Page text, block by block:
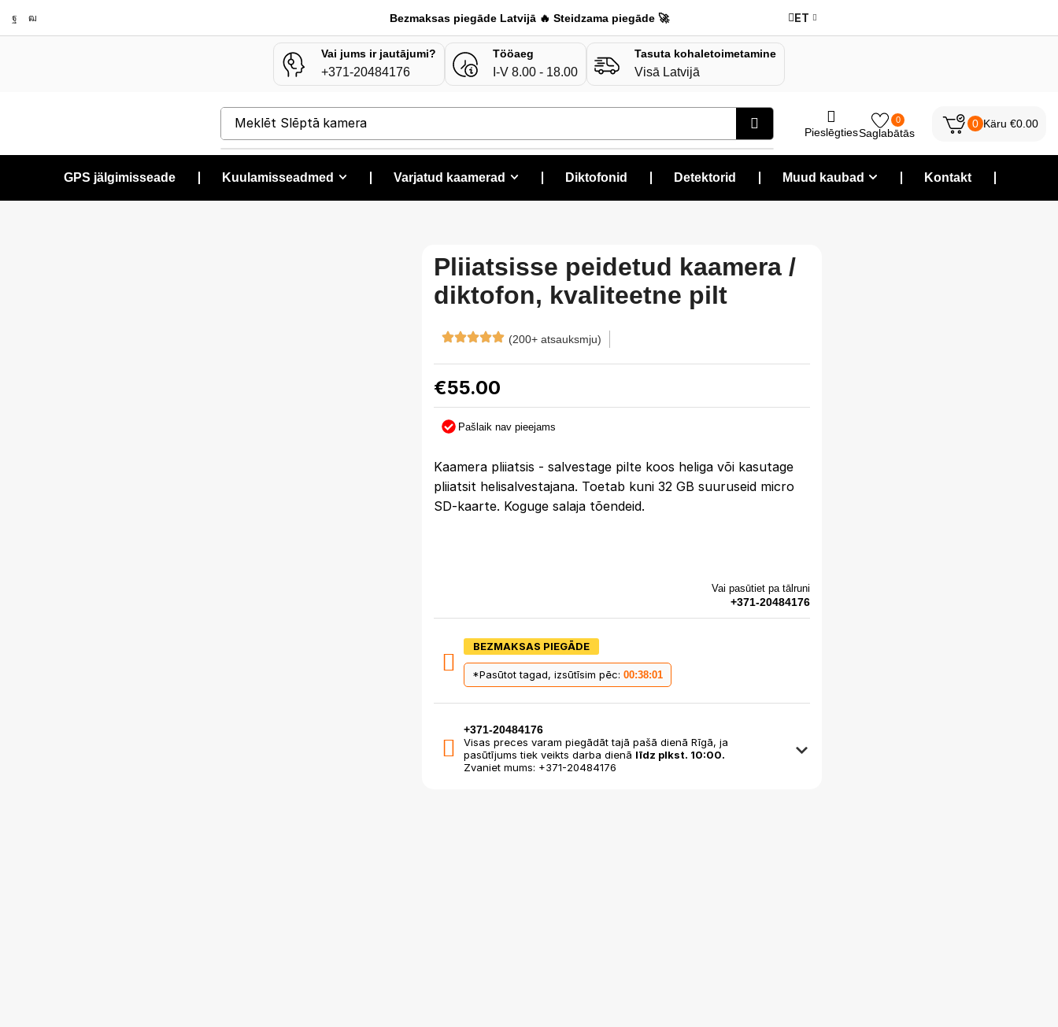
Bezmaksas piegāde Latvijā 🔥 Steidzama piegāde 🚀 ET
Vai jums ir jautājumi?
+371-20484176
Tööaeg
I-V 8.00 - 18.00
Tasuta kohaletoimetamine
Visā Latvijā
Meklēt Slēptā kamera
Pieslēgties
0
Saglabātās
0 Käru €0.00
GPS jälgimisseade Kuulamisseadmed Varjatud kaamerad Diktofonid Detektorid Muud kaubad Kontakt
Pliiatsisse peidetud kaamera /
diktofon, kvaliteetne pilt
(200+ atsauksmju)
€55.00
Pašlaik nav pieejams
Kaamera pliiatsis - salvestage pilte koos heliga või kasutage
pliiatsit helisalvestajana. Toetab kuni 32 GB suuruseid micro
SD-kaarte. Koguge salaja tõendeid.
Vai pasūtiet pa tālruni
+371-20484176
BEZMAKSAS PIEGĀDE
*Pasūtot tagad, izsūtīsim pēc: 00:38:00
+371-20484176
Visas preces varam piegādāt tajā pašā dienā Rīgā, ja
pasūtījums tiek veikts darba dienā līdz plkst. 10:00.
Zvaniet mums: +371-20484176